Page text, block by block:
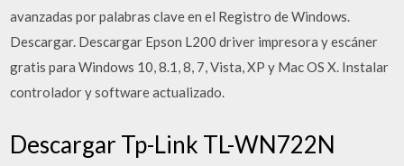
avanzadas por palabras clave en el Registro de Windows.
Descargar. Descargar Epson L200 driver impresora y escáner
gratis para Windows 10, 8.1, 8, 7, Vista, XP y Mac OS X. Instalar
controlador y software actualizado.
Descargar Tp-Link TL-WN722N